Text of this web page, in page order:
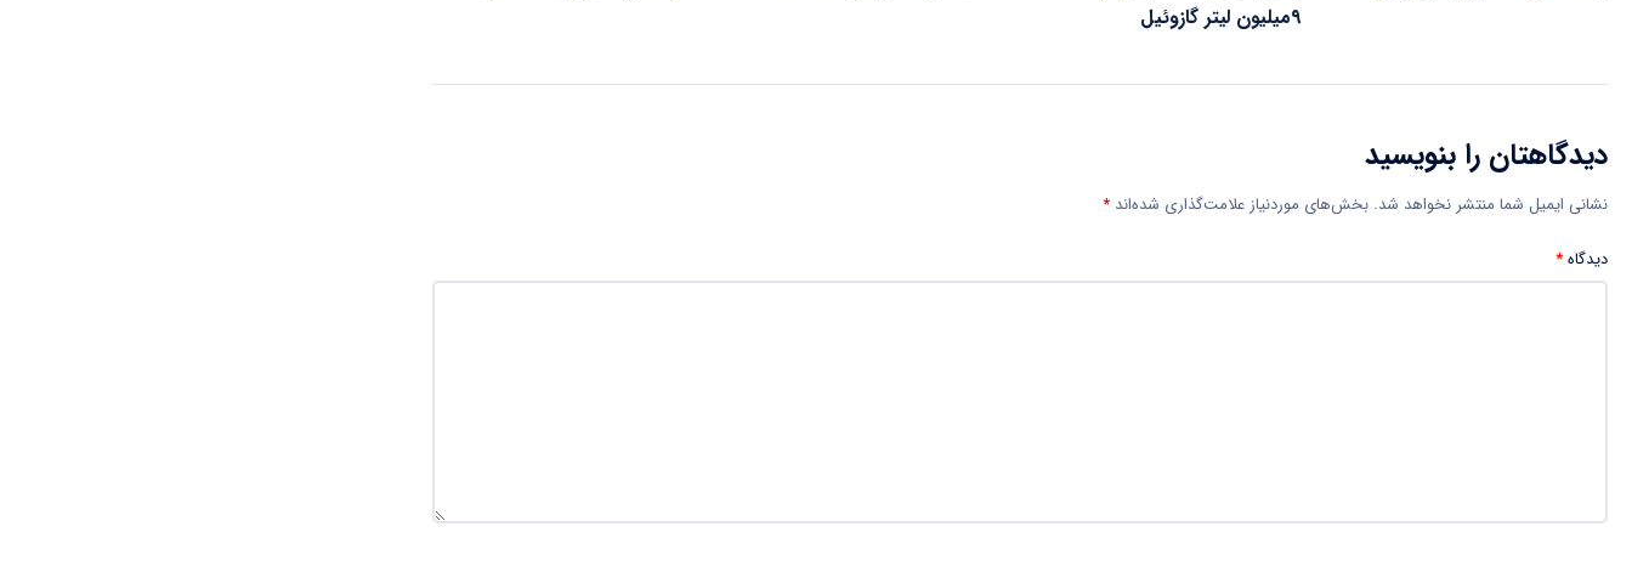
۹میلیون لیتر گازوئیل
دیدگاهتان را بنویسید
نشانی ایمیل شما منتشر نخواهد شد. بخش‌های موردنیاز علامت‌گذاری شده‌اند *
دیدگاه*